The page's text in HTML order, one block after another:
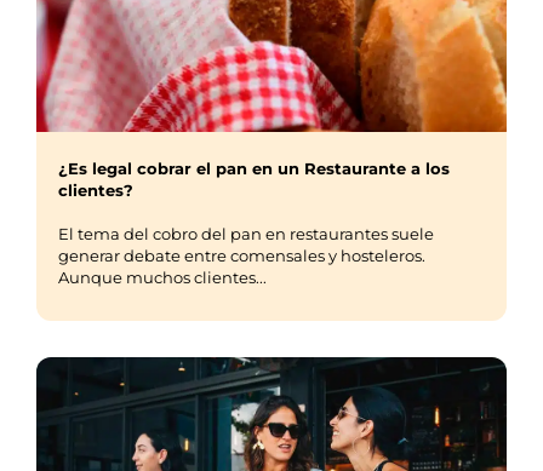
¿Es legal cobrar el pan en un Restaurante a los
clientes?
El tema del cobro del pan en restaurantes suele
generar debate entre comensales y hosteleros.
Aunque muchos clientes...